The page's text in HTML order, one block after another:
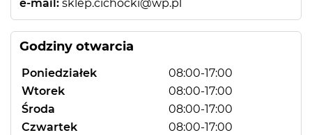
e-mail: sklep.cichocki@wp.pl
Godziny otwarcia
Poniedziałek
08:00-17:00
Wtorek
08:00-17:00
Środa
08:00-17:00
Czwartek
08:00-17:00